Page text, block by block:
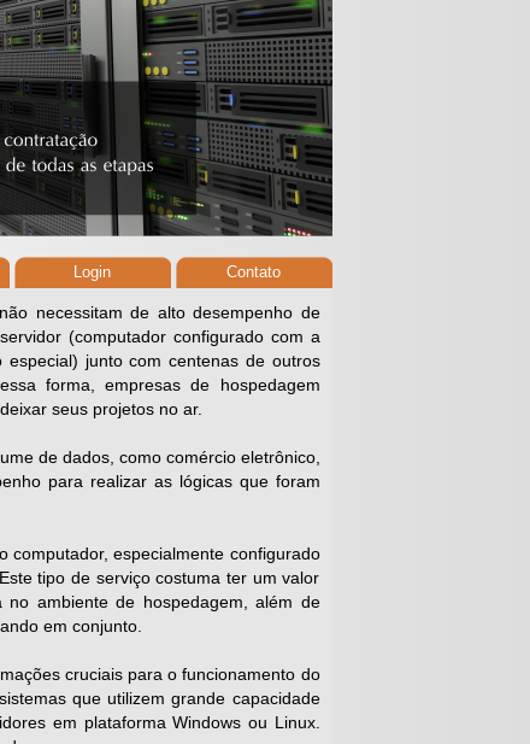
Login Contato
necessitam de alto desempenho de
(computador configurado com a
especial) junto com centenas de outros
forma, empresas de hospedagem
seus projetos no ar.
de dados, como comércio eletrônico,
para realizar as lógicas que foram
computador, especialmente configurado
tipo de serviço costuma ter um valor
no ambiente de hospedagem, além de
em conjunto.
cruciais para o funcionamento do
que utilizem grande capacidade
em plataforma Windows ou Linux.